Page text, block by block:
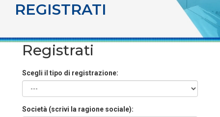
REGISTRATI
Registrati
Scegli il tipo di registrazione:
Società (scrivi la ragione sociale):